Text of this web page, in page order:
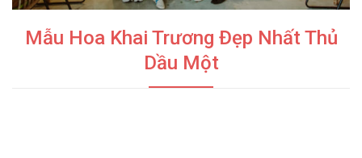
Mẫu Hoa Khai Trương Đẹp Nhất Thủ
Dầu Một